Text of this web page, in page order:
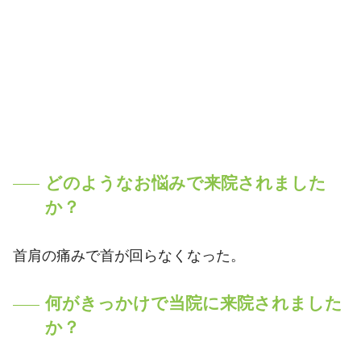
どのようなお悩みで来院されました
か？
首肩の痛みで首が回らなくなった。
何がきっかけで当院に来院されました
か？